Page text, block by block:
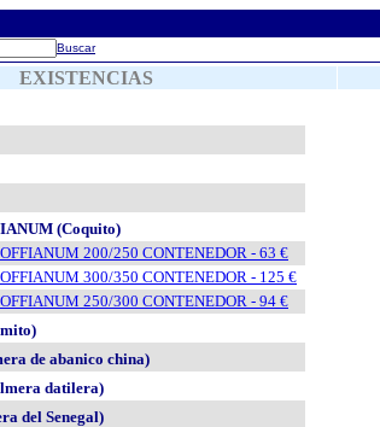
Buscar
EXISTENCIAS
(Coquito)
200/250 CONTENEDOR - 63 €
300/350 CONTENEDOR - 125 €
250/300 CONTENEDOR - 94 €
de abanico china)
datilera)
del Senegal)